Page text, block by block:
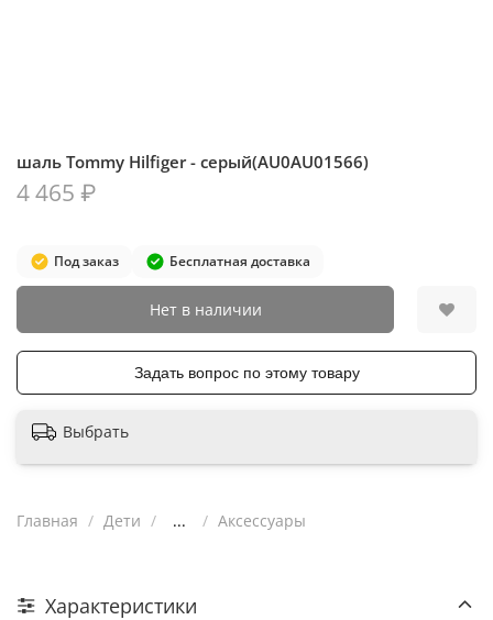
шаль Tommy Hilfiger - серый(AU0AU01566)
Под заказ Бесплатная доставка
4 465 ₽
Нет в наличии
Задать вопрос по этому товару
Выбрать
Главная Дети ... Аксессуары
Характеристики